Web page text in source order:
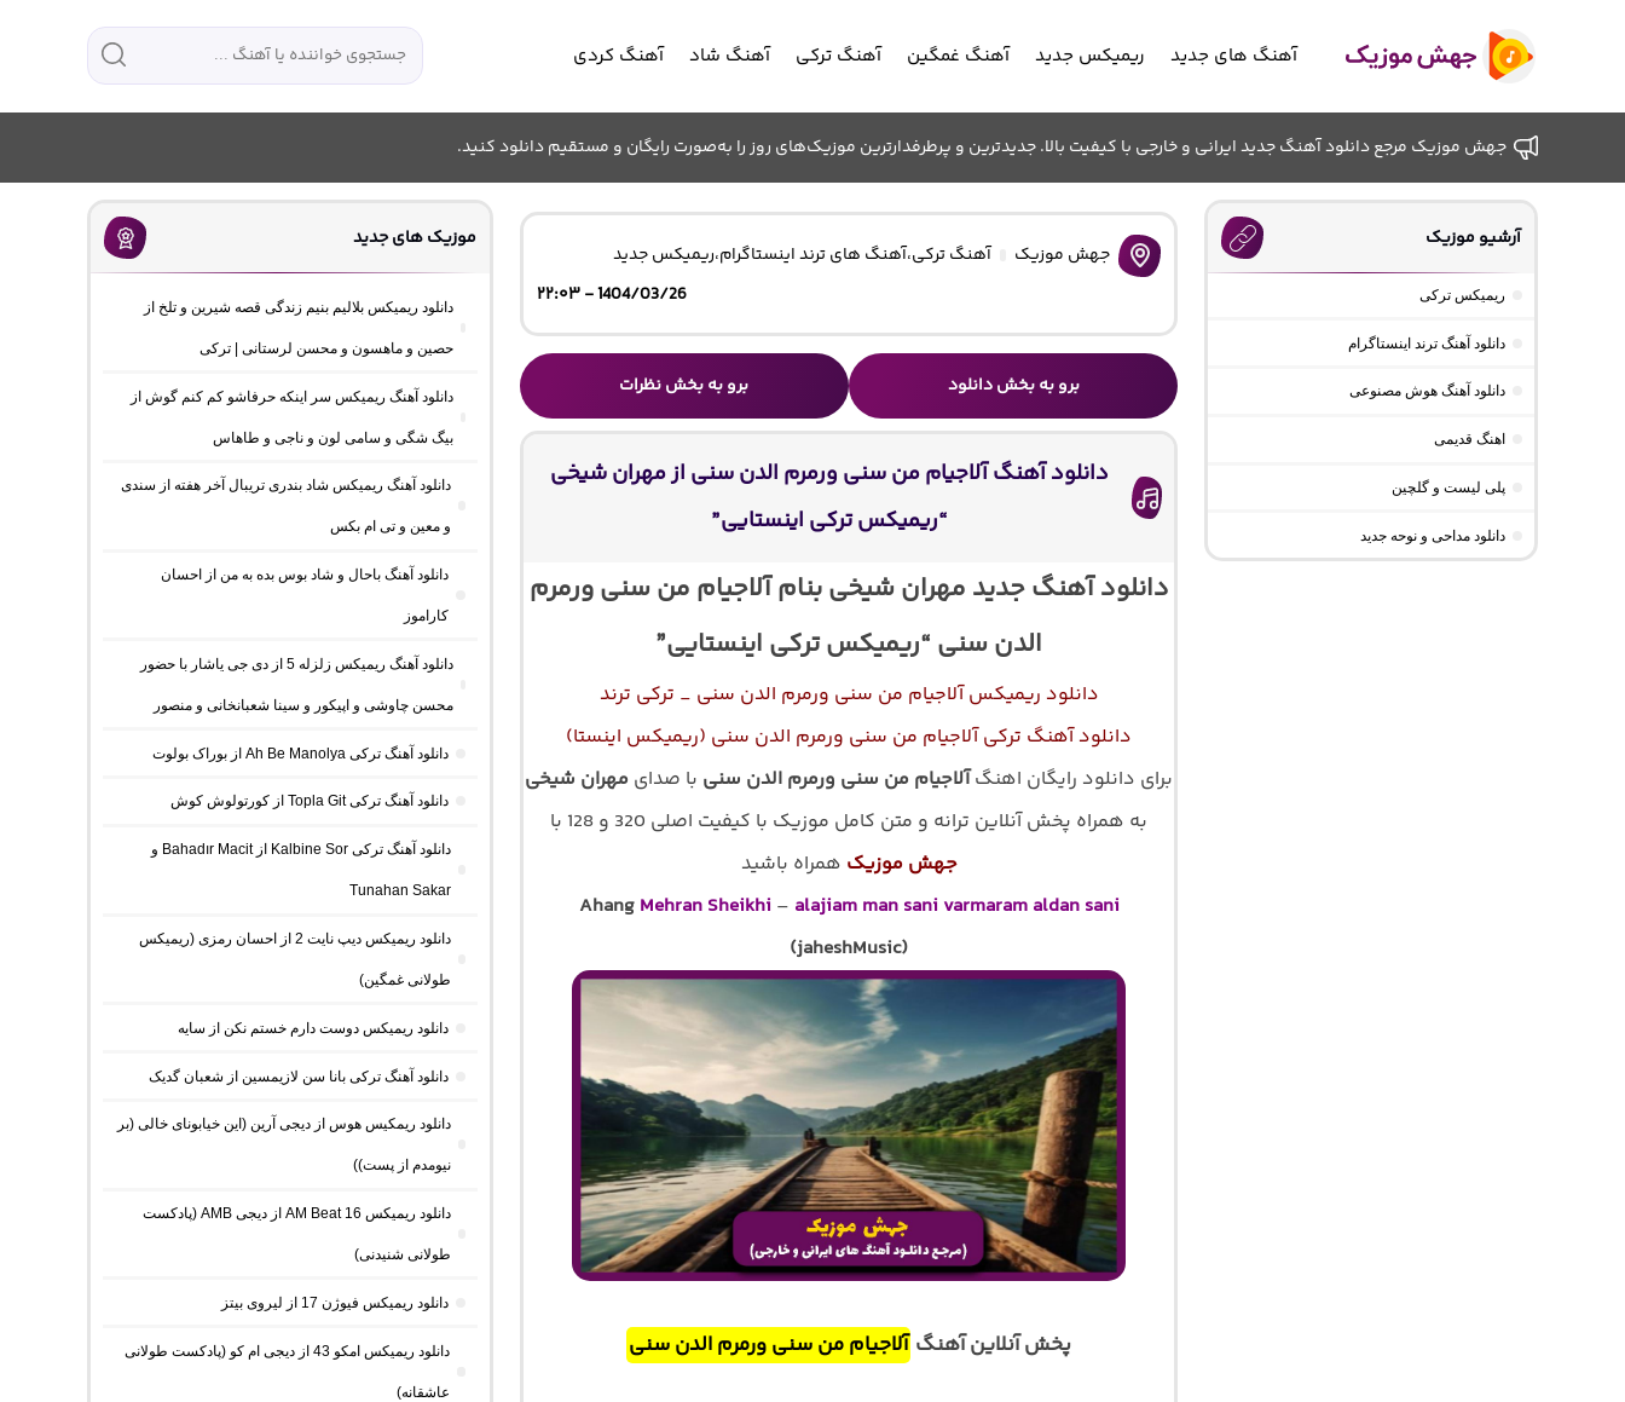
آهنگ های جدید ریمیکس جدید آهنگ غمگین آهنگ ترکی آهنگ شاد آهنگ کردی
جهش موزیک مرجع دانلود آهنگ جدید ایرانی و خارجی با کیفیت بالا. جدیدترین و پرطرفدارترین موزیک‌های روز را به‌صورت رایگان و مستقیم دانلود کنید.
جهش موزیک آهنگ ترکی،آهنگ های ترند اینستاگرام،ریمیکس جدید
1404/03/26 - ۲۲:۰۳
برو به بخش دانلود برو به بخش نظرات
دانلود آهنگ آلاجیام من سنی ورمرم الدن سنی از مهران شیخی
“ریمیکس ترکی اینستایی”
دانلود آهنگ جدید مهران شیخی بنام آلاجیام من سنی ورمرم
الدن سنی “ریمیکس ترکی اینستایی”
دانلود ریمیکس آلاجیام من سنی ورمرم الدن سنی _ ترکی ترند
دانلود آهنگ ترکی آلاجیام من سنی ورمرم الدن سنی (ریمیکس اینستا)
برای دانلود رایگان اهنگآلاجیام من سنی ورمرم الدن سنی با صدای مهران شیخی
به همراه پخش آنلاین ترانه و متن کامل موزیک با کیفیت اصلی 320 و 128 با
جهش موزیک همراه باشید
Ahang Mehran Sheikhi – alajiam man sani varmaram aldan sani
(jaheshMusic)
پخش آنلاین آهنگ آلاجیام من سنی ورمرم الدن سنی
آرشیو موزیک
ریمیکس ترکی
دانلود آهنگ ترند اینستاگرام
دانلود آهنگ هوش مصنوعی
اهنگ قدیمی
پلی لیست و گلچین
دانلود مداحی و نوحه جدید
موزیک های جدید
دانلود ریمیکس بلالیم بنیم زندگی قصه شیرین و تلخ از
حصین و ماهسون و محسن لرستانی | ترکی
دانلود آهنگ ریمیکس سر اینکه حرفاشو کم کنم گوش از
بیگ شگی و سامی لون و ناجی و طاهاس
دانلود آهنگ ریمیکس شاد بندری تریبال آخر هفته از سندی
و معین و تی ام بکس
دانلود آهنگ باحال و شاد بوس بده به من از احسان
کاراموز
دانلود آهنگ ریمیکس زلزله 5 از دی جی یاشار با حضور
محسن چاوشی و اپیکور و سینا شعبانخانی و منصور
دانلود آهنگ ترکی Ah Be Manolya از بوراک بولوت
دانلود آهنگ ترکی Topla Git از کورتولوش کوش
دانلود آهنگ ترکی Kalbine Sor از Bahadır Macit و
Tunahan Sakar
دانلود ریمیکس دیپ نایت 2 از احسان رمزی (ریمیکس
طولانی غمگین)
دانلود ریمیکس دوست دارم خستم نکن از سایه
دانلود آهنگ ترکی بانا سن لازیمسین از شعبان گدیک
دانلود ریمکیس هوس از دیجی آرین (این خیابونای خالی (بر
نیومدم از پست))
دانلود ریمیکس AM Beat 16 از دیجی AMB (پادکست
طولانی شنیدنی)
دانلود ریمیکس فیوژن 17 از لیروی بیتز
دانلود ریمیکس امکو 43 از دیجی ام کو (پادکست طولانی
عاشقانه)